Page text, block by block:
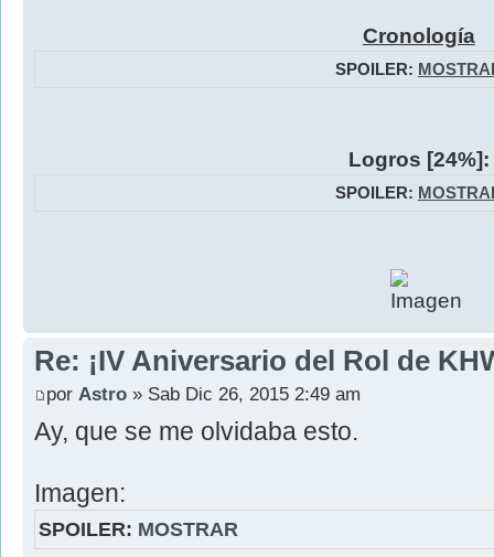
Cronología
SPOILER:
Logros [24%]:
SPOILER:
Re: ¡IV Aniversario del Rol de
por Astro » Sab Dic 26, 2015 2:49 am
Ay, que se me olvidaba esto.
Imagen:
SPOILER: MOSTRAR